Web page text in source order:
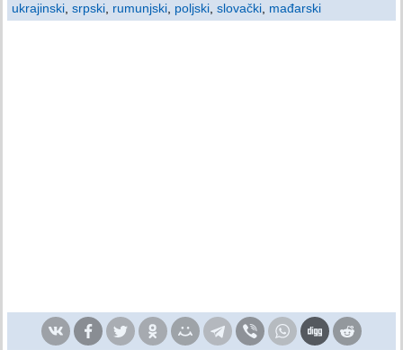
ukrajinski srpski rumunjski poljski slovački mađarski